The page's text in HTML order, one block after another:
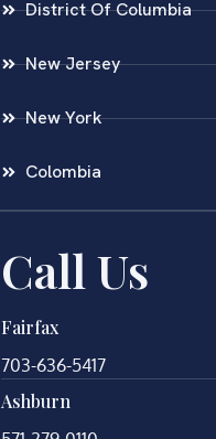
District Of Columbia
New Jersey
New York
Colombia
Call Us
Fairfax
703-636-5417
Ashburn